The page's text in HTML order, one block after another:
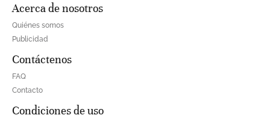
Acerca de nosotros
Quiénes somos
Publicidad
Contáctenos
FAQ
Contacto
Condiciones de uso